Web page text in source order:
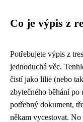
Co je výpis z
Potřebujete výpis z
jednoduchá věc.
čistí jako lilie (nebo
zbytečného běhání
potřebný dokument,
někam vycestovat.